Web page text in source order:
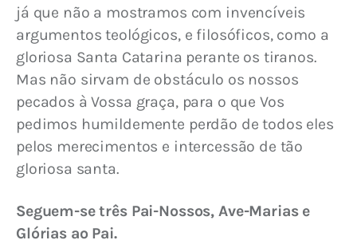
já que não a mostramos com invencíveis
argumentos teológicos, e filosóficos, como a
gloriosa Santa Catarina perante os tiranos.
Mas não sirvam de obstáculo os nossos
pecados à Vossa graça, para o que Vos
pedimos humildemente perdão de todos eles
pelos merecimentos e intercessão de tão
gloriosa santa.
Seguem-se três Pai-Nossos, Ave-Marias e
Glórias ao Pai.